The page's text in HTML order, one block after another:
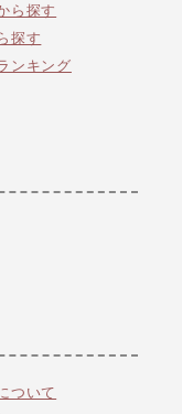
ら探す
探す
ンキング
ついて